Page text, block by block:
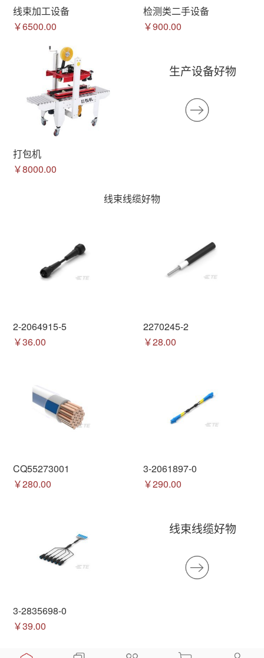
线束加工设备
￥6500.00
检测类二手设备
￥900.00
打包机
￥8000.00
生产设备好物
线束线缆好物
2-2064915-5
￥36.00
2270245-2
￥28.00
CQ55273001
￥280.00
3-2061897-0
￥290.00
3-2835698-0
￥39.00
线束线缆好物